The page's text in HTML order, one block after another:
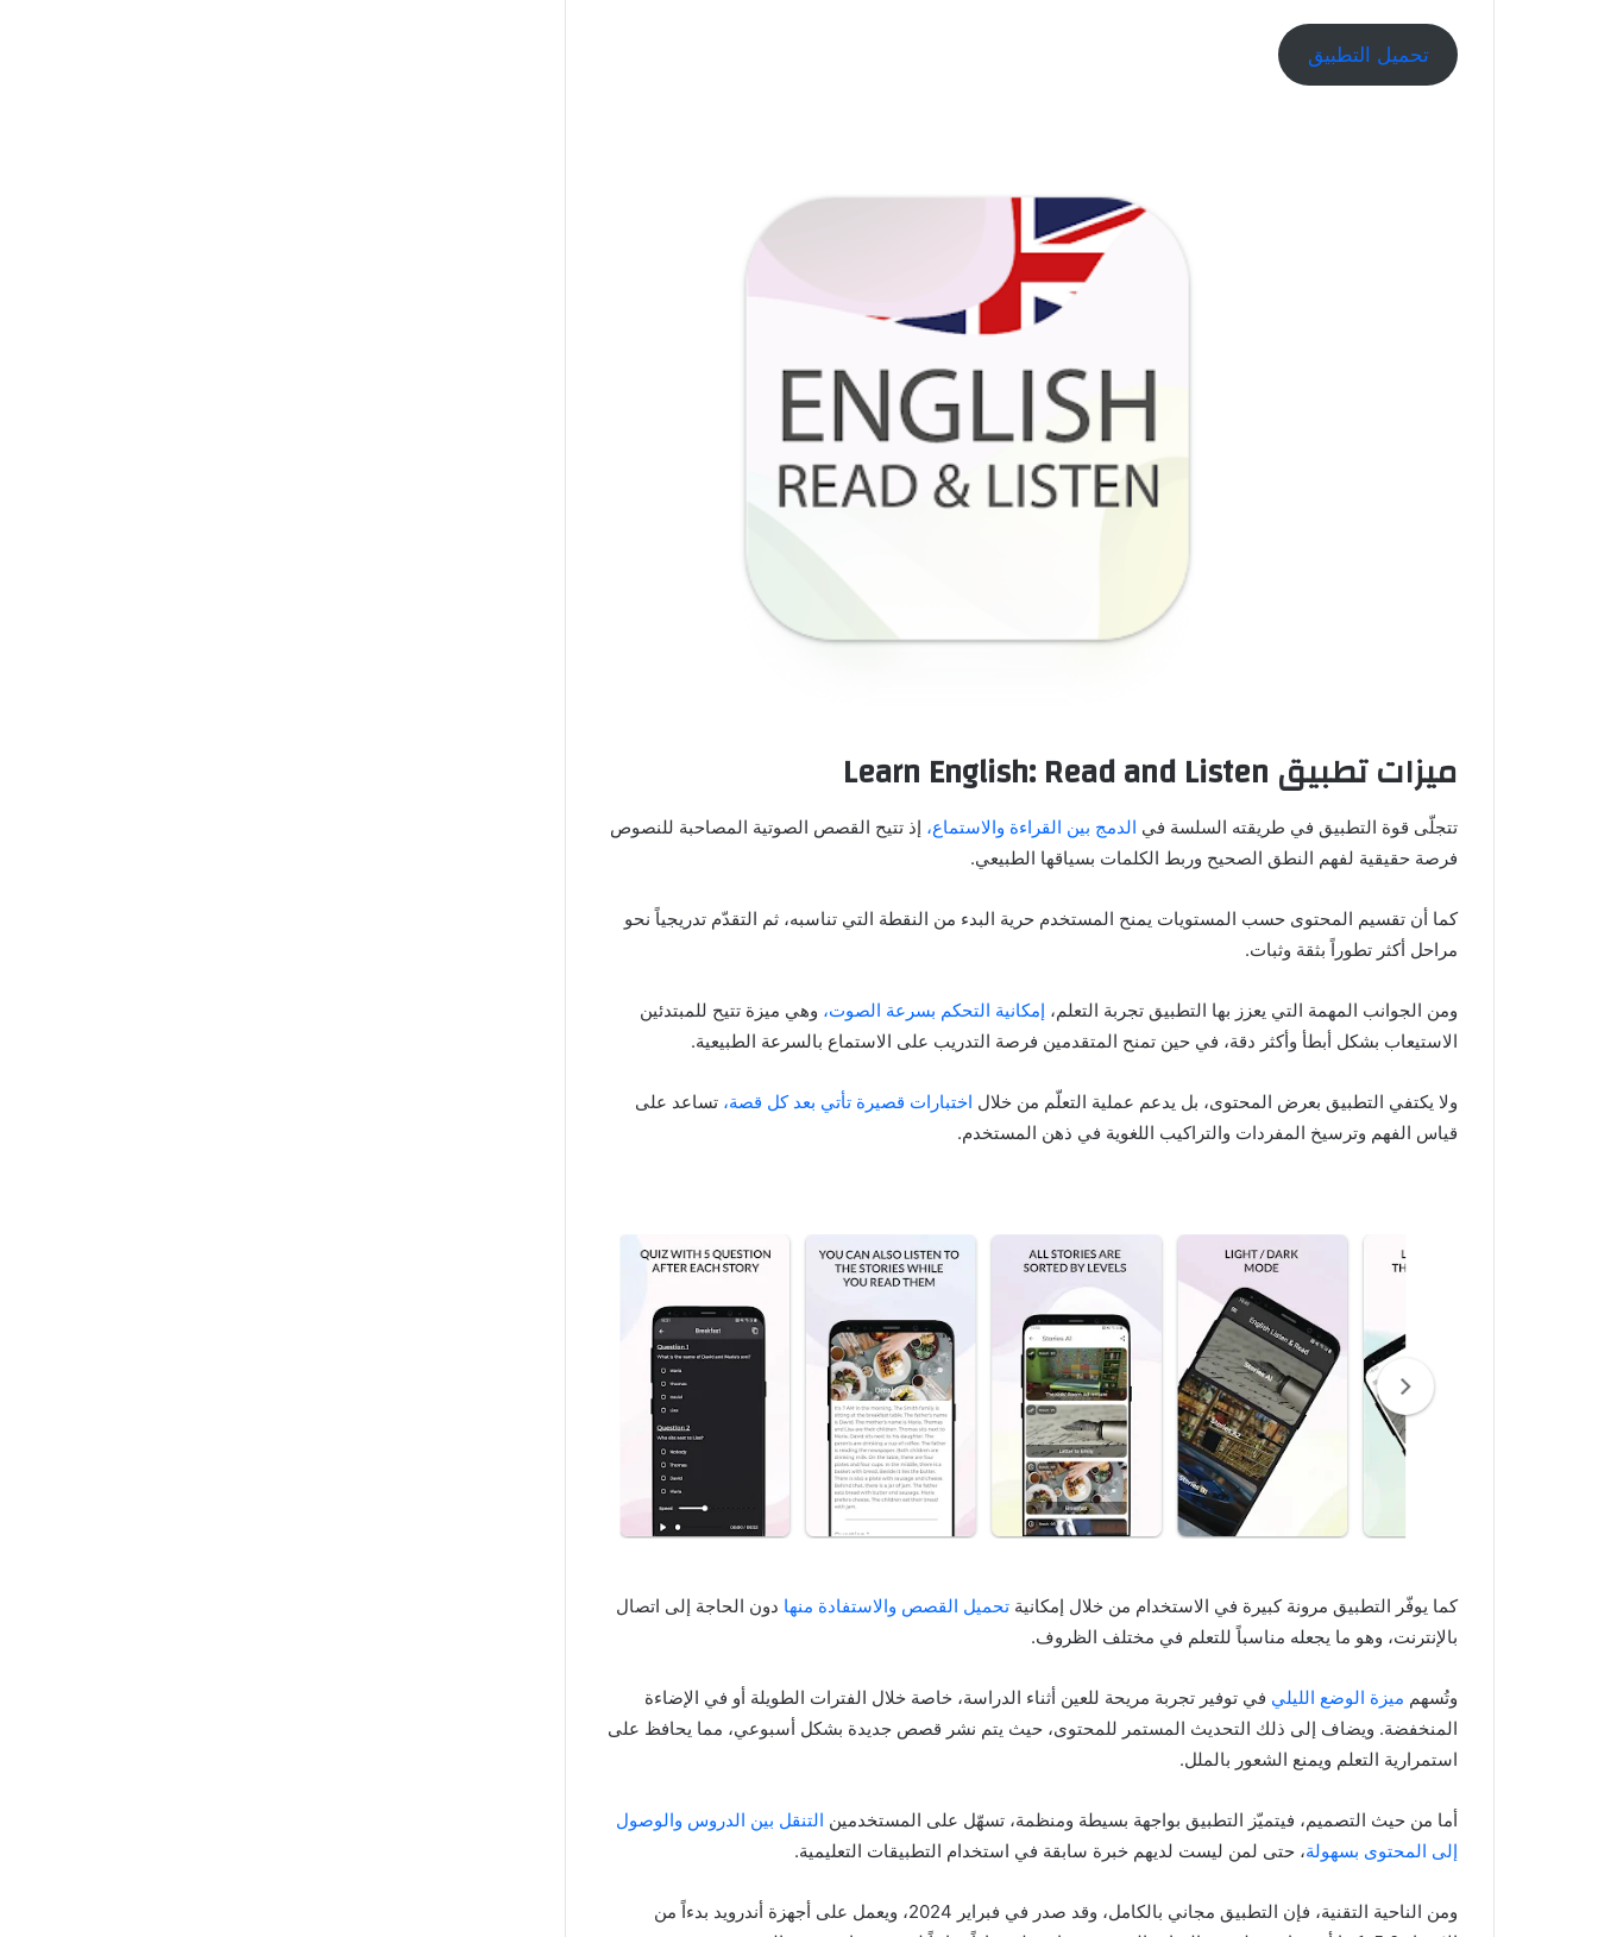
تحميل التطبيق
ميزات تطبيق Learn English: Read and Listen
تتجلّى قوة التطبيق في طريقته السلسة في الدمج بين القراءة والاستماع، إذ تتيح القصص الصوتية المصاحبة للنصوص
فرصة حقيقية لفهم النطق الصحيح وربط الكلمات بسياقها الطبيعي.
كما أن تقسيم المحتوى حسب المستويات يمنح المستخدم حرية البدء من النقطة التي تناسبه، ثم التقدّم تدريجياً نحو
مراحل أكثر تطوراً بثقة وثبات.
ومن الجوانب المهمة التي يعزز بها التطبيق تجربة التعلم، إمكانية التحكم بسرعة الصوت، وهي ميزة تتيح للمبتدئين
الاستيعاب بشكل أبطأ وأكثر دقة، في حين تمنح المتقدمين فرصة التدريب على الاستماع بالسرعة الطبيعية.
ولا يكتفي التطبيق بعرض المحتوى، بل يدعم عملية التعلّم من خلال اختبارات قصيرة تأتي بعد كل قصة، تساعد على
قياس الفهم وترسيخ المفردات والتراكيب اللغوية في ذهن المستخدم.
كما يوفّر التطبيق مرونة كبيرة في الاستخدام من خلال إمكانية تحميل القصص والاستفادة منها دون الحاجة إلى اتصال
بالإنترنت، وهو ما يجعله مناسباً للتعلم في مختلف الظروف.
وتُسهم ميزة الوضع الليلي في توفير تجربة مريحة للعين أثناء الدراسة، خاصة خلال الفترات الطويلة أو في الإضاءة
المنخفضة. ويضاف إلى ذلك التحديث المستمر للمحتوى، حيث يتم نشر قصص جديدة بشكل أسبوعي، مما يحافظ على
استمرارية التعلم ويمنع الشعور بالملل.
أما من حيث التصميم، فيتميّز التطبيق بواجهة بسيطة ومنظمة، تسهّل على المستخدمين التنقل بين الدروس والوصول
إلى المحتوى بسهولة، حتى لمن ليست لديهم خبرة سابقة في استخدام التطبيقات التعليمية.
ومن الناحية التقنية، فإن التطبيق مجاني بالكامل، وقد صدر في فبراير 2024، ويعمل على أجهزة أندرويد بدءاً من